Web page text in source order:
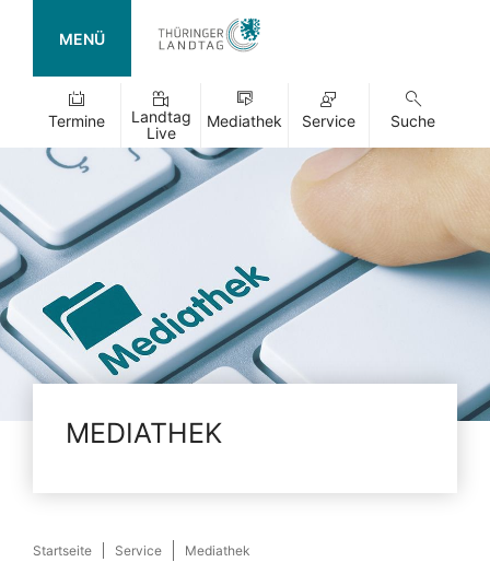
MENÜ
Termine
Landtag
Live
Mediathek Service Suche
MEDIATHEK
Startseite Service Mediathek